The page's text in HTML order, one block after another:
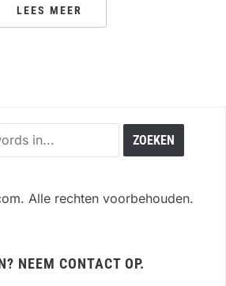
LEES MEER
Alle rechten voorbehouden.
NEEM CONTACT OP.